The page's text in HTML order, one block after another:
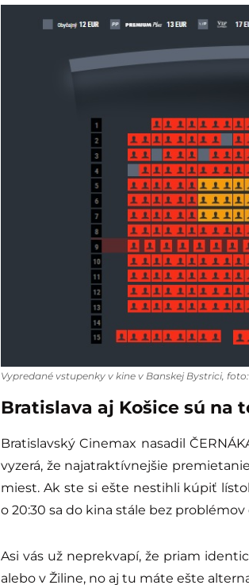
Vypredané vstupenky v kine v Banskej Bystrici,
Bratislava aj Košice sú na
Bratislavský Cinemax nasadil
vyzerá, že najatraktívnejšie
miest. Ak ste si ešte nestihli kúpiť
o 20:30 sa do kina stále bez
Asi vás už neprekvapí, že priam
alebo v Žiline, no aj tu máte ešte